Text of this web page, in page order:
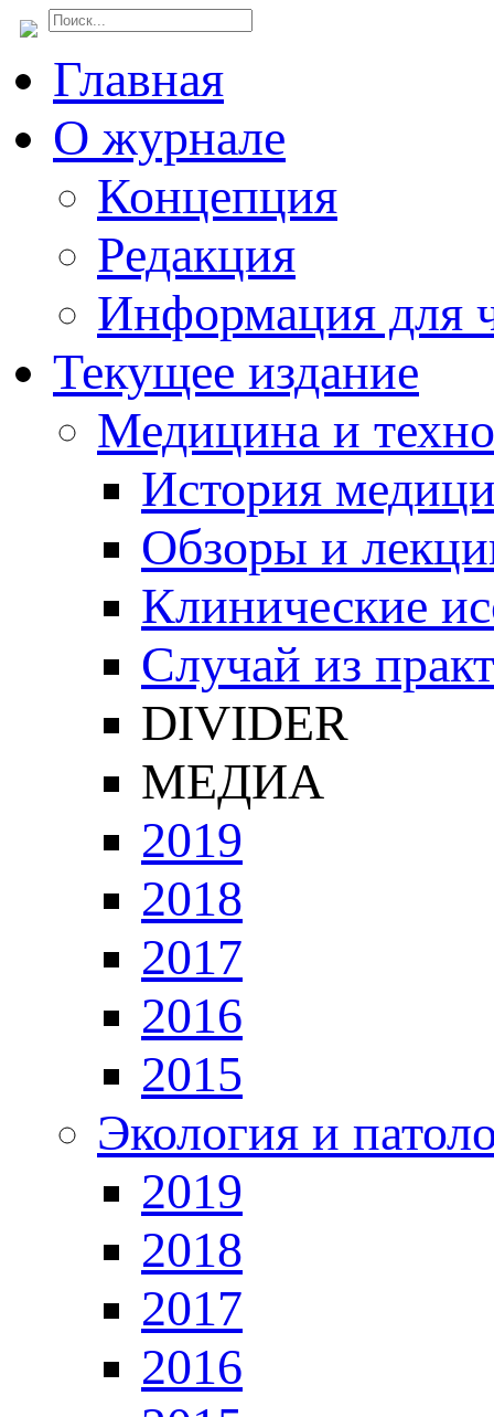
Главная
О журнале
Концепция
Редакция
Информация для
Текущее издание
Медицина и
История
Обзоры и
Клинические
Случай из
DIVIDER
МЕДИА
2019
2018
2017
2016
2015
Экология и
2019
2018
2017
2016